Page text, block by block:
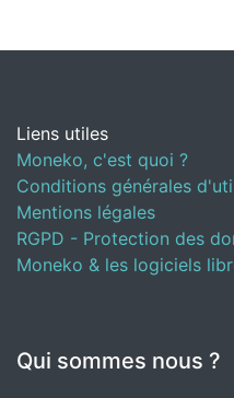
Liens utiles
Moneko, c'est quoi ?
Conditions générales
Mentions légales
RGPD - Protection des
Moneko & les logiciels
Qui sommes nous ?